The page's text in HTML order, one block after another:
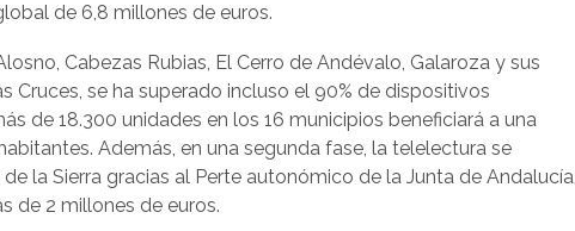
de 6,8 millones de euros.
Cabezas Rubias, El Cerro de Andévalo, Galaroza y sus
Cruces, se ha superado incluso el 90% de dispositivos
de 18.300 unidades en los 16 municipios beneficiará a una
Además, en una segunda fase, la telelectura se
la Sierra gracias al Perte autonómico de la Junta de Andalucía,
de 2 millones de euros.